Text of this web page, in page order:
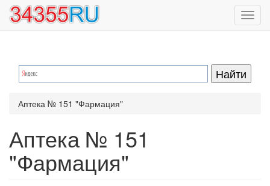
Перейти
основному
Аптека № 151 "Фармация"
Аптека № 151
"Фармация"